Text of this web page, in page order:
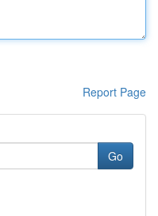
Report Page
Go